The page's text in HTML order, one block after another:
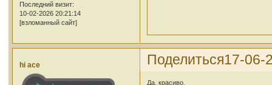
Последний визит:
10-02-2026 20:21:14
[взломанный сайт]
Поделиться17-06-
hi ace
Да, красиво.